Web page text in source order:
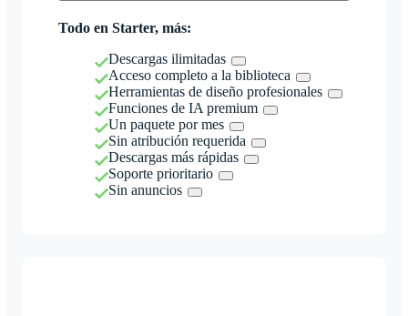
Todo en Starter, más:
Descargas ilimitadas
Acceso completo a la biblioteca
Herramientas de diseño profesionales
Funciones de IA premium
Un paquete por mes
Sin atribución requerida
Descargas más rápidas
Soporte prioritario
Sin anuncios